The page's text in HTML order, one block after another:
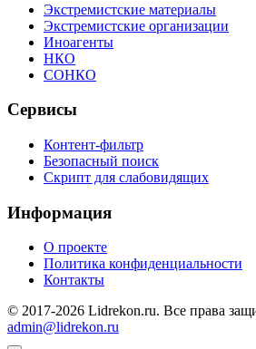
Экстремистские материалы
Экстремистские организации
Иноагенты
НКО
СОНКО
Сервисы
Контент-фильтр
Безопасный поиск
Скрипт для слабовидящих
Информация
О проекте
Политика конфиденциальности
Контакты
© 2017-2026 Lidrekon.ru. Все права
admin@lidrekon.ru